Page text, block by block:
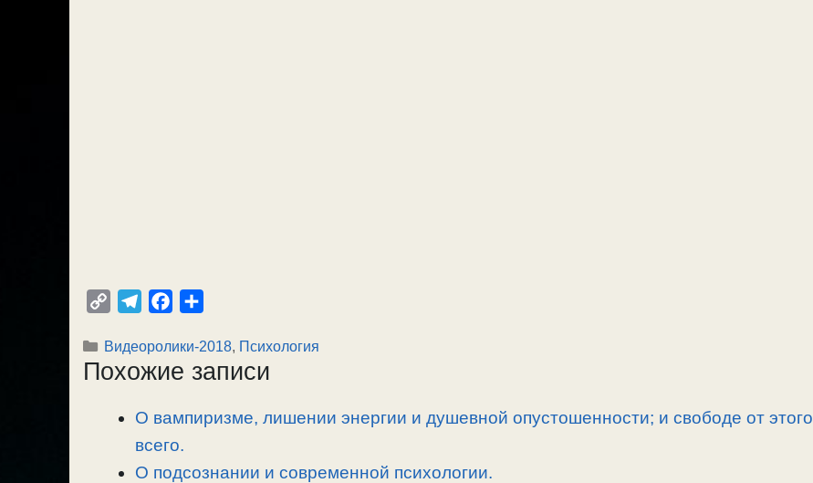
p
y
l
e
r
a
m
c
e
o
o
k
п
р
в
т
Рубрики
Видеоролики-2018, Психология
Похожие записи
О вампиризме, лишении энергии и душевной опустошенности; и свободе от этого
всего.
О подсознании и современной психологии.